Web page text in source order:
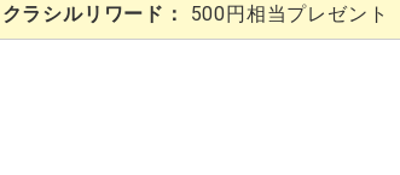
クラシルリワード： 500円相当プレゼント